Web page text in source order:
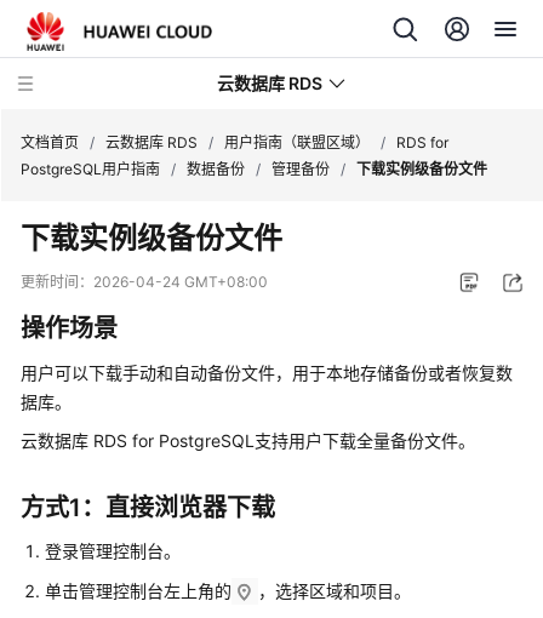
云数据库 RDS
产
介
绍
计
费
明
快
速
入
文档首页 / 云数据库 RDS / 用户指南（联盟区域） /
RDS for
PostgreSQL用户指南 / 数据备份 / 管理备份 / 下载实例级备份文件
下载实例级备份文件
更新时间： 2026-04-24 GMT+08:00
操作场景
用户可以下载手动和自动备份文件，用于本地存储备份或者恢复数
据库。
云数据库 RDS for PostgreSQL支持用户下载全量备份文件。
方式1：直接浏览器下载
登录管理控制台。
单击管理控制台左上角的
，选择区域和项目。